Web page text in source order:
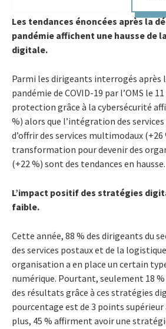
Les tendances énoncées après la
pandémie affichent une hausse de
digitale.
Parmi les dirigeants interrogés après
pandémie de COVID-19 par l’OMS le
protection grâce à la cybersécurité
%) alors que l’intégration des
d’offrir des services multimodaux (+26
transformation pour devenir des
(+22 %) sont des tendances en hausse.
L’impact positif des stratégies
faible.
Cette année, 88 % des dirigeants du
des services postaux et de la
organisation a en place un certain
numérique. Pourtant, seulement 18
des résultats grâce à ces stratégies
pourcentage est de 3 points supérieur
plus, 45 % affirment avoir une